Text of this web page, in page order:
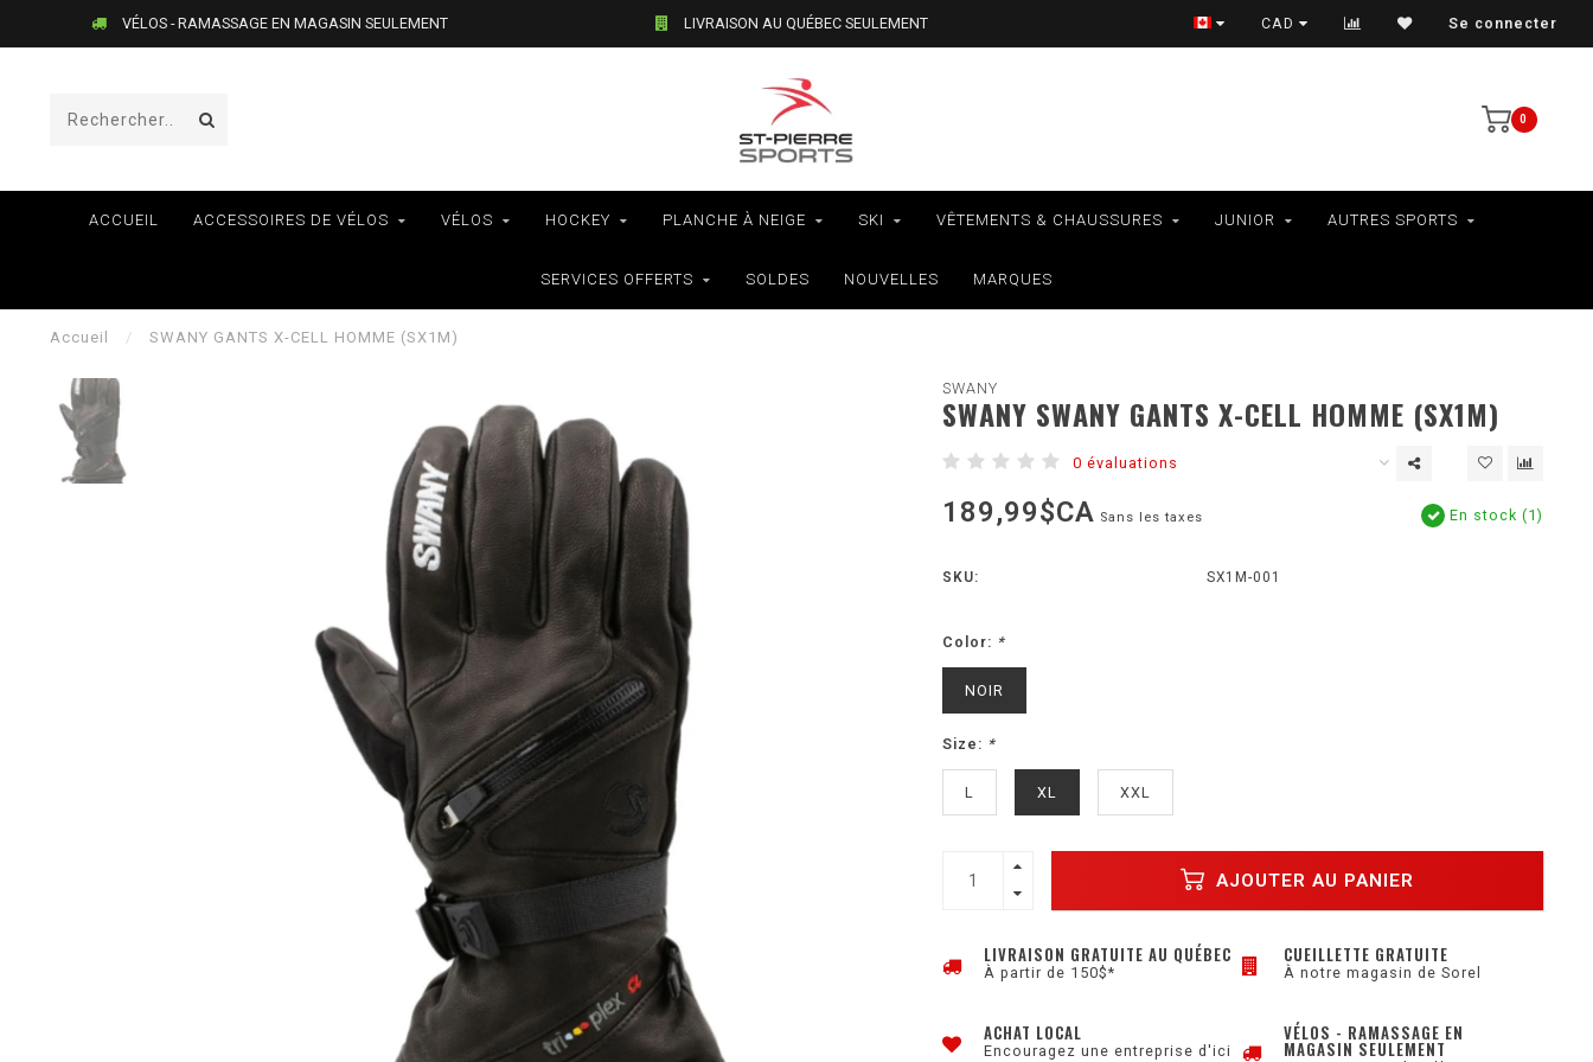
VÉLOS - RAMASSAGE EN MAGASIN SEULEMENT LIVRAISON AU QUÉBEC SEULEMENT VÉLOS - RAMASSAGE EN MAGASIN SEULEMENT
CAD Se connecter
0
ACCUEIL ACCESSOIRES DE VÉLOS VÉLOS HOCKEY PLANCHE À NEIGE SKI VÊTEMENTS & CHAUSSURES JUNIOR AUTRES SPORTS
SERVICES OFFERTS SOLDES NOUVELLES MARQUES
Accueil / SWANY GANTS X-CELL HOMME (SX1M)
SWANY
SWANY SWANY GANTS X-CELL HOMME (SX1M)
0 évaluations
189,99$CA Sans les taxes En stock (1)
SKU: SX1M-001
Color: *
NOIR
Size: *
L XL XXL
AJOUTER AU PANIER
LIVRAISON GRATUITE AU QUÉBEC
À partir de 150$*
CUEILLETTE GRATUITE
À notre magasin de Sorel
ACHAT LOCAL
Encouragez une entreprise d'ici
VÉLOS - RAMASSAGE EN
MAGASIN SEULEMENT